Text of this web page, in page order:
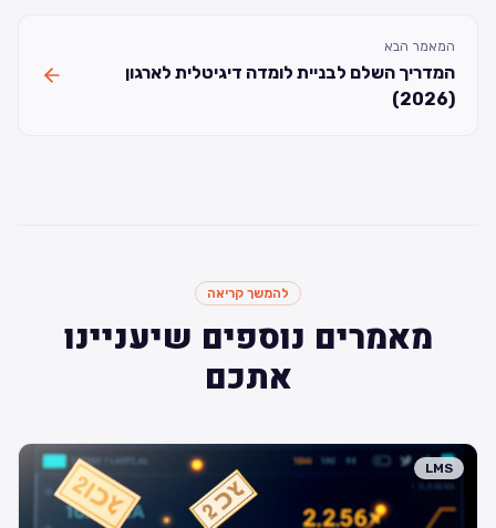
המאמר הבא
המדריך השלם לבניית לומדה דיגיטלית לארגון
(2026)
להמשך קריאה
מאמרים נוספים שיעניינו
אתכם
LMS